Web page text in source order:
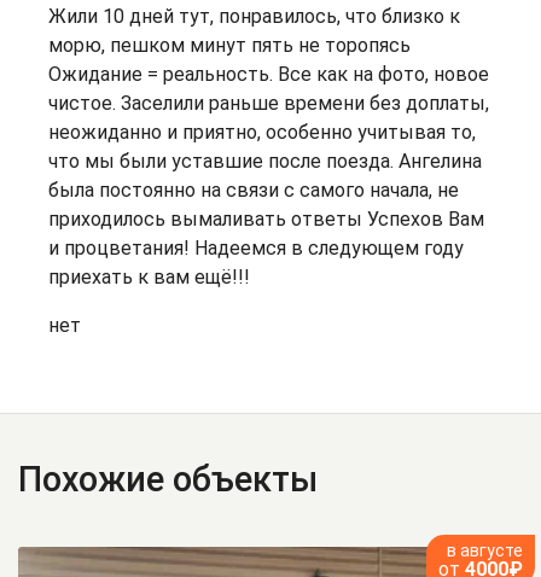
Жили 10 дней тут, понравилось, что близко к
морю, пешком минут пять не торопясь
Ожидание = реальность. Все как на фото, новое
чистое. Заселили раньше времени без доплаты,
неожиданно и приятно, особенно учитывая то,
что мы были уставшие после поезда. Ангелина
была постоянно на связи с самого начала, не
приходилось вымаливать ответы Успехов Вам
и процветания! Надеемся в следующем году
приехать к вам ещё!!!
нет
Похожие объекты
в августе
от 4000₽